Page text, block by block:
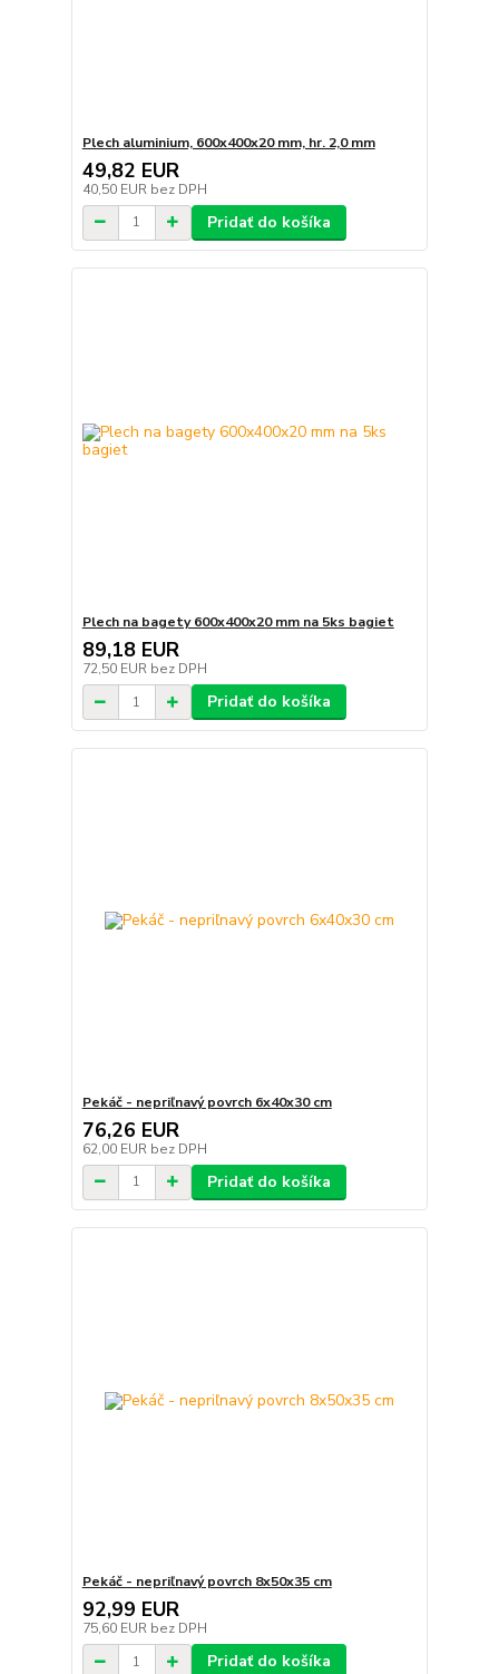
Plech aluminium, 600x400x20 mm, hr. 2,0 mm
49,82 EUR
40,50 EUR bez DPH
Pridať do košíka
Plech na bagety 600x400x20 mm na 5ks bagiet
89,18 EUR
72,50 EUR bez DPH
Pridať do košíka
Pekáč - nepriľnavý povrch 6x40x30 cm
76,26 EUR
62,00 EUR bez DPH
Pridať do košíka
Pekáč - nepriľnavý povrch 8x50x35 cm
92,99 EUR
75,60 EUR bez DPH
Pridať do košíka